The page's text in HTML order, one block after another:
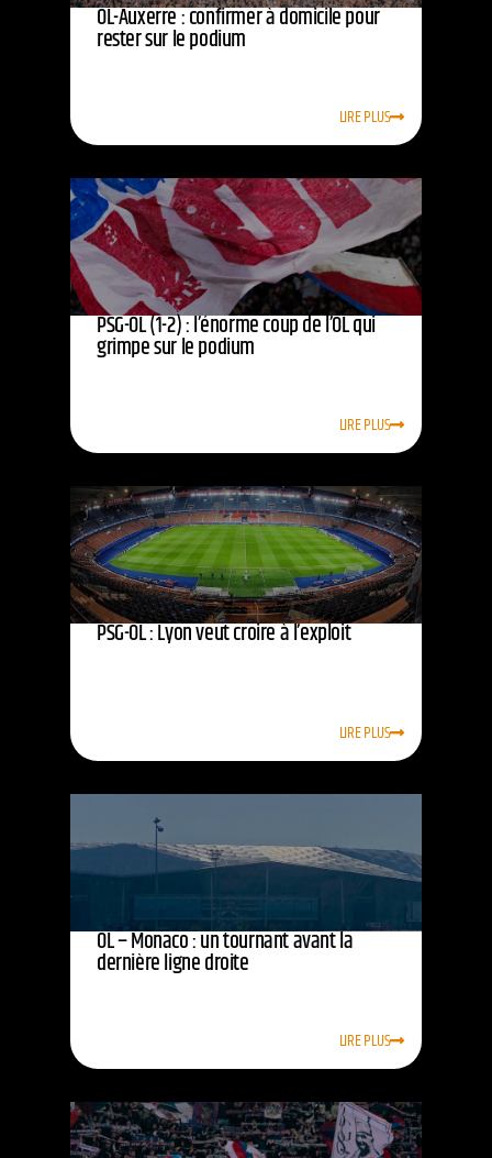
OL-Auxerre : confirmer à domicile pour
rester sur le podium
LIRE PLUS
PSG-OL (1-2) : l’énorme coup de l’OL qui
grimpe sur le podium
LIRE PLUS
PSG-OL : Lyon veut croire à l’exploit
LIRE PLUS
OL – Monaco : un tournant avant la
dernière ligne droite
LIRE PLUS